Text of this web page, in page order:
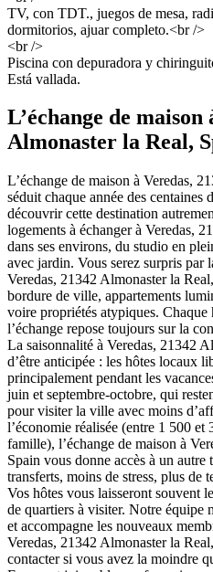
TV, con TDT., juegos de mesa,
dormitorios, ajuar completo.<br />
<br />
Piscina con depuradora y
Está vallada.
L’échange de maison
Almonaster la Real,
L’échange de maison à Veredas,
séduit chaque année des centaines
découvrir cette destination
logements à échanger à Veredas,
dans ses environs, du studio en
avec jardin. Vous serez surpris par
Veredas, 21342 Almonaster la
bordure de ville, appartements
voire propriétés atypiques. Chaque
l’échange repose toujours sur la
La saisonnalité à Veredas, 21342
d’être anticipée : les hôtes locaux
principalement pendant les
juin et septembre-octobre, qui
pour visiter la ville avec moins
l’économie réalisée (entre 1 500 et
famille), l’échange de maison à
Spain vous donne accès à un
transferts, moins de stress, plus de
Vos hôtes vous laisseront souvent
de quartiers à visiter. Notre équipe
et accompagne les nouveaux
Veredas, 21342 Almonaster la
contacter si vous avez la moindre